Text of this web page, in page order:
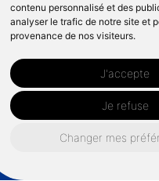
contenu personnalisé et des
analyser le trafic de notre site et
provenance de nos visiteurs.
J'accepte
Je refuse
Changer mes
81 Mail François Mitterrand,
06 66 89 40 73
INFORMATIONS